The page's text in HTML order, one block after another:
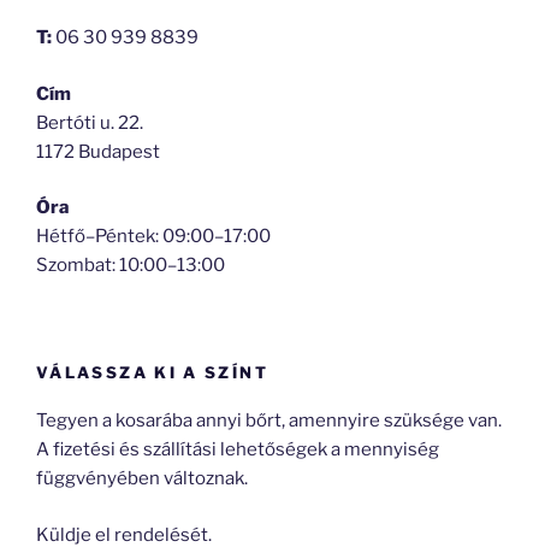
T: 06 30 939 8839
Cím
Bertóti u. 22.
1172 Budapest
Óra
Hétfő–Péntek: 09:00–17:00
Szombat: 10:00–13:00
VÁLASSZA KI A SZÍNT
Tegyen a kosarába annyi bőrt, amennyire szüksége van.
A fizetési és szállítási lehetőségek a mennyiség
függvényében változnak.
Küldje el rendelését.